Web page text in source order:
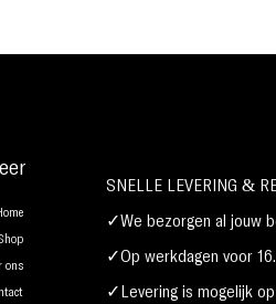
ons
SNELLE LEVERING &
✓We bezorgen al jouw
✓Op werkdagen voor
✓Levering is mogelijk